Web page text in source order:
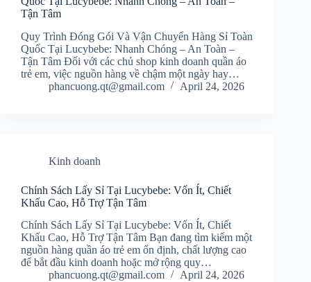
Tận Tâm
Quy Trình Đóng Gói Và Vận Chuyển Hàng Sỉ Toàn
Quốc Tại Lucybebe: Nhanh Chóng – An Toàn –
Tận Tâm Đối với các chủ shop kinh doanh quần áo
trẻ em, việc nguồn hàng về chậm một ngày hay…
phancuong.qt@gmail.com
April 24, 2026
Kinh doanh
Chính Sách Lấy Sỉ Tại Lucybebe: Vốn Ít, Chiết
Khấu Cao, Hỗ Trợ Tận Tâm
Chính Sách Lấy Sỉ Tại Lucybebe: Vốn Ít, Chiết
Khấu Cao, Hỗ Trợ Tận Tâm Bạn đang tìm kiếm một
nguồn hàng quần áo trẻ em ổn định, chất lượng cao
để bắt đầu kinh doanh hoặc mở rộng quy…
phancuong.qt@gmail.com
April 24, 2026